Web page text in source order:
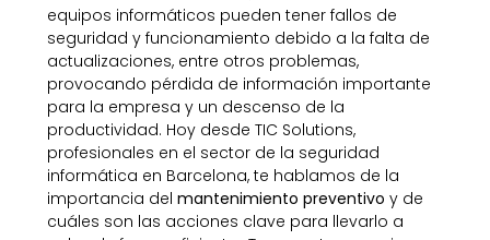
equipos informáticos pueden tener fallos de
seguridad y funcionamiento debido a la falta de
actualizaciones, entre otros problemas,
provocando pérdida de información importante
para la empresa y un descenso de la
productividad. Hoy desde TIC Solutions,
profesionales en el sector de la seguridad
informática en Barcelona, te hablamos de la
importancia del mantenimiento preventivo y de
cuáles son las acciones clave para llevarlo a